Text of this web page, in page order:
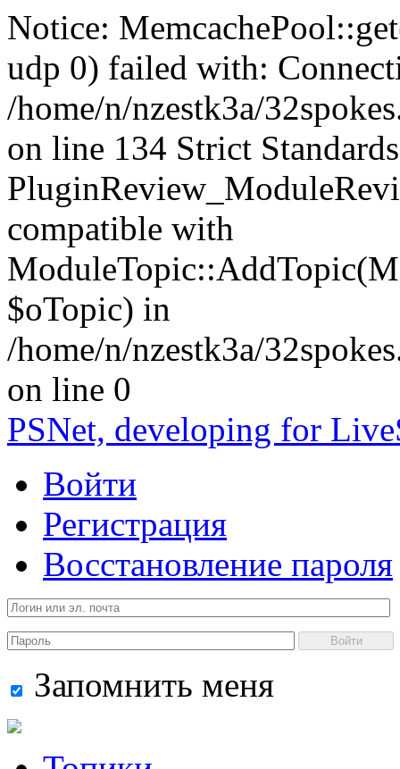
Notice:
udp 0) failed with:
/home/n/nzestk3a/
on line 134 Strict
compatible with
$oTopic) in
/home/n/nzestk3a/
on line 0
PSNet, developing for
Войти
Регистрация
Восстановление пароля
Войти
Запомнить меня